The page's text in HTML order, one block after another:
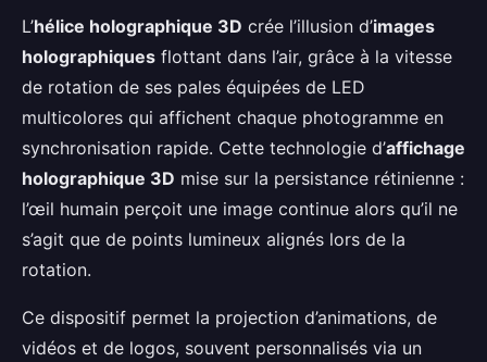
L’hélice holographique 3D crée l’illusion d’images
holographiques flottant dans l’air, grâce à la vitesse
de rotation de ses pales équipées de LED
multicolores qui affichent chaque photogramme en
synchronisation rapide. Cette technologie d’affichage
holographique 3D mise sur la persistance rétinienne :
l’œil humain perçoit une image continue alors qu’il ne
s’agit que de points lumineux alignés lors de la
rotation.
Ce dispositif permet la projection d’animations, de
vidéos et de logos, souvent personnalisés via un